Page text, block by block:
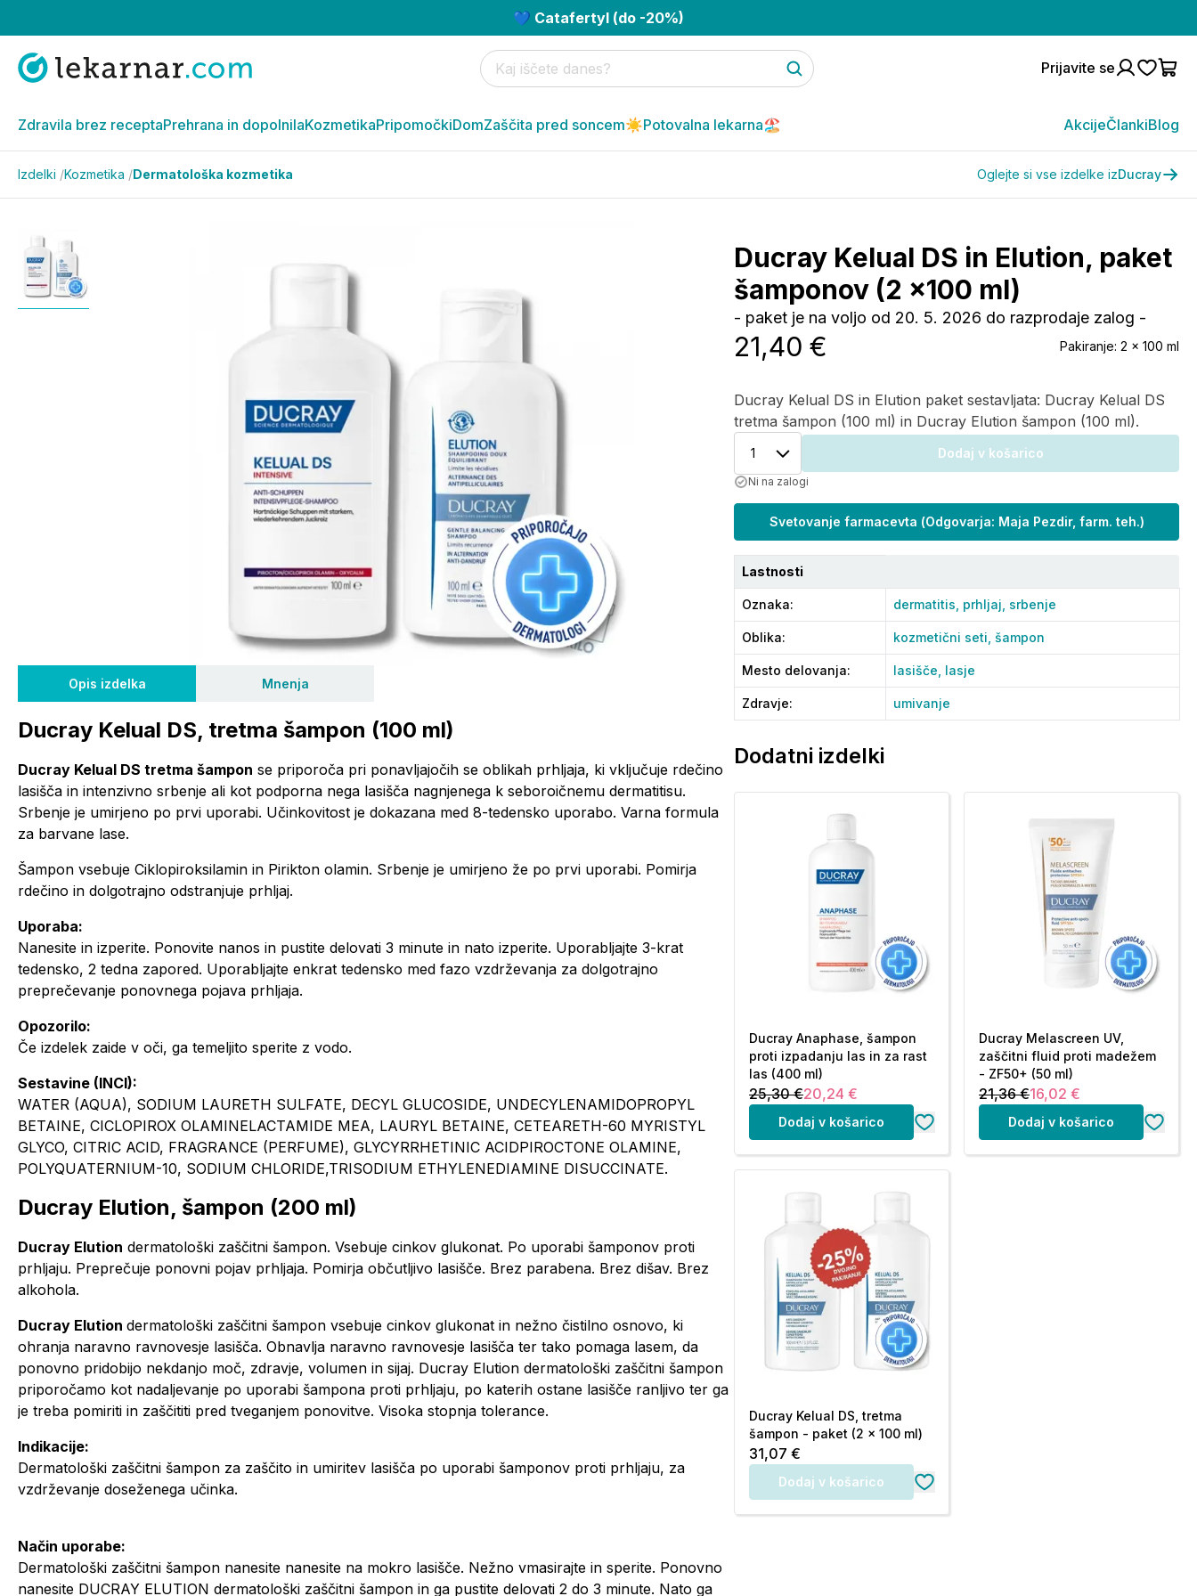
💙 Catafertyl (do -20%)
Prijavite se
Zdravila brez receptaPrehrana in dopolnilaKozmetikaPripomočkiDomZaščita pred soncem☀️Potovalna lekarna🏖️ AkcijeČlankiBlog
Izdelki /Kozmetika /Dermatološka kozmetika Oglejte si vse izdelke izDucray
Opis izdelka Mnenja
Ducray Kelual DS, tretma šampon (100 ml)
Ducray Kelual DS tretma šampon se priporoča pri ponavljajočih se oblikah prhljaja, ki vključuje rdečino
lasišča in intenzivno srbenje ali kot podporna nega lasišča nagnjenega k seboroičnemu dermatitisu.
Srbenje je umirjeno po prvi uporabi. Učinkovitost je dokazana med 8-tedensko uporabo. Varna formula
za barvane lase.
Šampon vsebuje Ciklopiroksilamin in Pirikton olamin. Srbenje je umirjeno že po prvi uporabi. Pomirja
rdečino in dolgotrajno odstranjuje prhljaj.
Uporaba:
Nanesite in izperite. Ponovite nanos in pustite delovati 3 minute in nato izperite. Uporabljajte 3-krat
tedensko, 2 tedna zapored. Uporabljajte enkrat tedensko med fazo vzdrževanja za dolgotrajno
preprečevanje ponovnega pojava prhljaja.
Opozorilo:
Če izdelek zaide v oči, ga temeljito sperite z vodo.
Sestavine (INCI):
WATER (AQUA), SODIUM LAURETH SULFATE, DECYL GLUCOSIDE, UNDECYLENAMIDOPROPYL
BETAINE, CICLOPIROX OLAMINELACTAMIDE MEA, LAURYL BETAINE, CETEARETH-60 MYRISTYL
GLYCO, CITRIC ACID, FRAGRANCE (PERFUME), GLYCYRRHETINIC ACIDPIROCTONE OLAMINE,
POLYQUATERNIUM-10, SODIUM CHLORIDE,TRISODIUM ETHYLENEDIAMINE DISUCCINATE.
Ducray Elution, šampon (200 ml)
Ducray Elution dermatološki zaščitni šampon. Vsebuje cinkov glukonat. Po uporabi šamponov proti
prhljaju. Preprečuje ponovni pojav prhljaja. Pomirja občutljivo lasišče. Brez parabena. Brez dišav. Brez
alkohola.
Ducray Elution dermatološki zaščitni šampon vsebuje cinkov glukonat in nežno čistilno osnovo, ki
ohranja naravno ravnovesje lasišča. Obnavlja naravno ravnovesje lasišča ter tako pomaga lasem, da
ponovno pridobijo nekdanjo moč, zdravje, volumen in sijaj. Ducray Elution dermatološki zaščitni šampon
priporočamo kot nadaljevanje po uporabi šampona proti prhljaju, po katerih ostane lasišče ranljivo ter ga
je treba pomiriti in zaščititi pred tveganjem ponovitve. Visoka stopnja tolerance.
Indikacije:
Dermatološki zaščitni šampon za zaščito in umiritev lasišča po uporabi šamponov proti prhljaju, za
vzdrževanje doseženega učinka.
Način uporabe:
Dermatološki zaščitni šampon nanesite nanesite na mokro lasišče. Nežno vmasirajte in sperite. Ponovno
nanesite DUCRAY ELUTION dermatološki zaščitni šampon in ga pustite delovati 2 do 3 minute. Nato ga
Ducray Kelual DS in Elution, paket
šamponov (2 x100 ml)
- paket je na voljo od 20. 5. 2026 do razprodaje zalog -
Ducray Kelual DS in Elution paket sestavljata: Ducray Kelual DS
tretma šampon (100 ml) in Ducray Elution šampon (100 ml).
21,40 € Pakiranje: 2 x 100 ml
1 Dodaj v košarico
Ni na zalogi
Svetovanje farmacevta (Odgovarja: Maja Pezdir, farm. teh.)
Lastnosti
Oznaka: dermatitis, prhljaj, srbenje
Oblika: kozmetični seti, šampon
Mesto delovanja: lasišče, lasje
Zdravje: umivanje
Dodatni izdelki
Ducray Anaphase, šampon
proti izpadanju las in za rast
las (400 ml)
25,30 €20,24 €
Dodaj v košarico
Ducray Melascreen UV,
zaščitni fluid proti madežem
- ZF50+ (50 ml)
21,36 €16,02 €
Dodaj v košarico
Ducray Kelual DS, tretma
šampon - paket (2 x 100 ml)
31,07 €
Dodaj v košarico